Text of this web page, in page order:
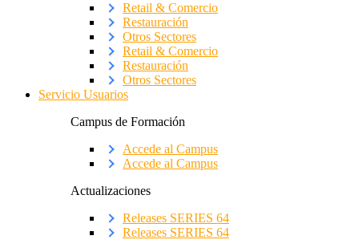
Retail & Comercio
Restauración
Otros Sectores
Retail & Comercio
Restauración
Otros Sectores
Servicio Usuarios
Campus de Formación
Accede al Campus
Accede al Campus
Actualizaciones
Releases SERIES 64
Releases SERIES 64